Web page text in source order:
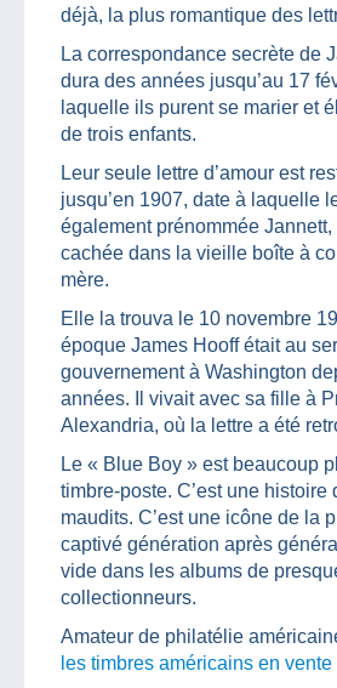
déjà, la plus romantique des
La correspondance secrète de
dura des années jusqu’au 17
laquelle ils purent se marier et
de trois enfants.
Leur seule lettre d’amour est
jusqu’en 1907, date à laquelle
également prénommée
cachée dans la vieille boîte à
mère.
Elle la trouva le 10 novembre
époque James Hooff était au
gouvernement à Washington
années. Il vivait avec sa fille à
Alexandria, où la lettre a été
Le « Blue Boy » est beaucoup
timbre-poste. C’est une histoire
maudits. C’est une icône de la
captivé génération après
vide dans les albums de
collectionneurs.
Amateur de philatélie
les timbres américains en